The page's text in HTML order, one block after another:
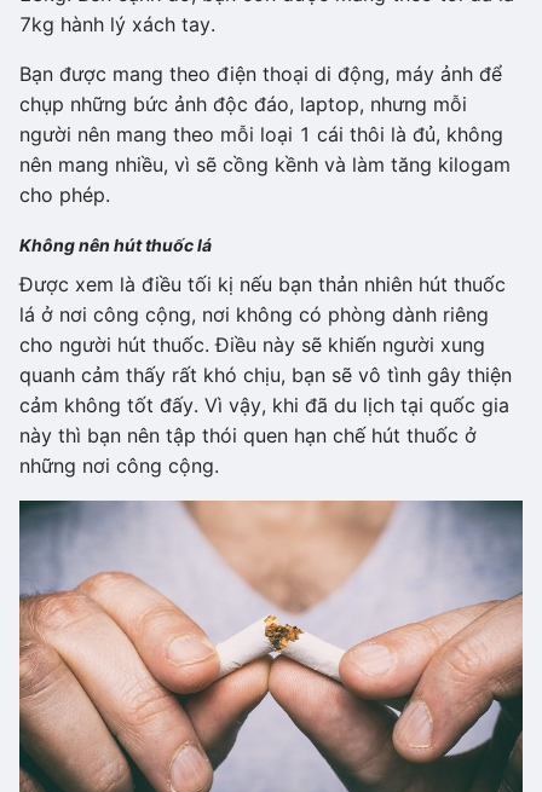
7kg hành lý xách tay.
Bạn được mang theo điện thoại di động, máy ảnh để
chụp những bức ảnh độc đáo, laptop, nhưng mỗi
người nên mang theo mỗi loại 1 cái thôi là đủ, không
nên mang nhiều, vì sẽ cồng kềnh và làm tăng kilogam
cho phép.
Không nên hút thuốc lá
Được xem là điều tối kị nếu bạn thản nhiên hút thuốc
lá ở nơi công cộng, nơi không có phòng dành riêng
cho người hút thuốc. Điều này sẽ khiến người xung
quanh cảm thấy rất khó chịu, bạn sẽ vô tình gây thiện
cảm không tốt đấy. Vì vậy, khi đã du lịch tại quốc gia
này thì bạn nên tập thói quen hạn chế hút thuốc ở
những nơi công cộng.